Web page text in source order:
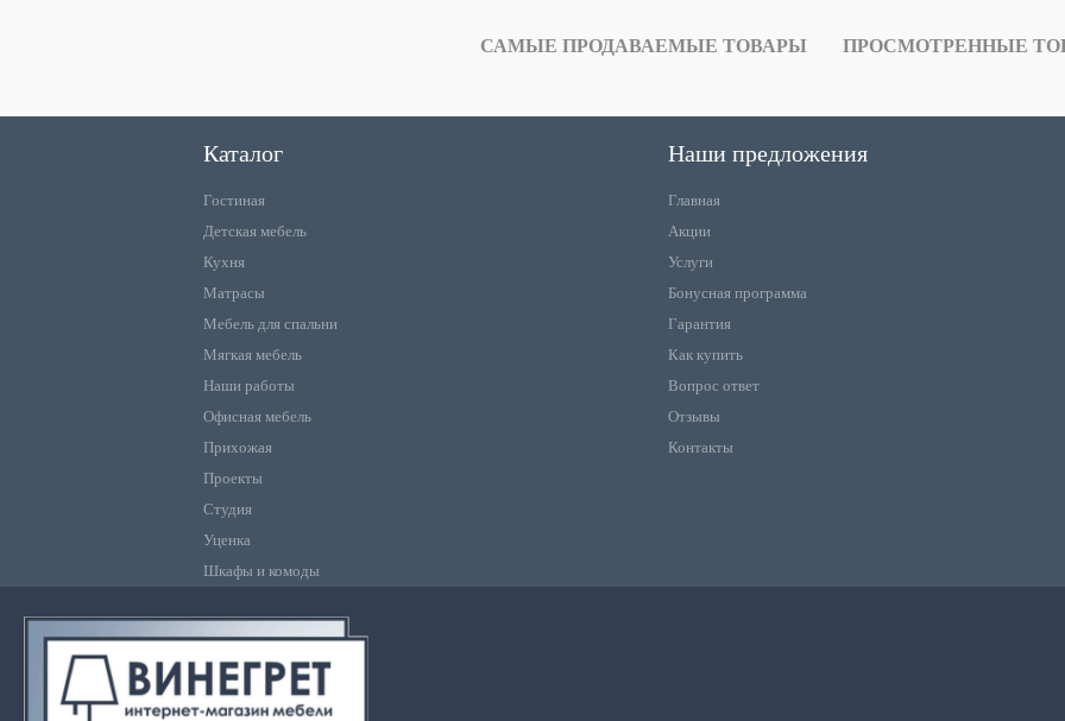
САМЫЕ ПРОДАВАЕМЫЕ ТОВАРЫ ПРОСМОТРЕННЫЕ
Каталог
Гостиная
Детская мебель
Кухня
Матрасы
Мебель для спальни
Мягкая мебель
Наши работы
Офисная мебель
Прихожая
Проекты
Студия
Уценка
Шкафы и комоды
Наши предложения
Главная
Акции
Услуги
Бонусная программа
Гарантия
Как купить
Вопрос ответ
Отзывы
Контакты